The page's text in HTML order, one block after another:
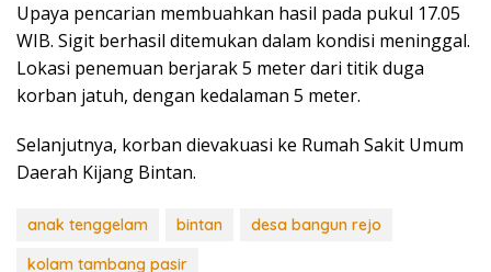
Upaya pencarian membuahkan hasil pada pukul 17.05
WIB. Sigit berhasil ditemukan dalam kondisi meninggal.
Lokasi penemuan berjarak 5 meter dari titik duga
korban jatuh, dengan kedalaman 5 meter.
Selanjutnya, korban dievakuasi ke Rumah Sakit Umum
Daerah Kijang Bintan.
anak tenggelam bintan
desa bangun rejo
kolam tambang pasir